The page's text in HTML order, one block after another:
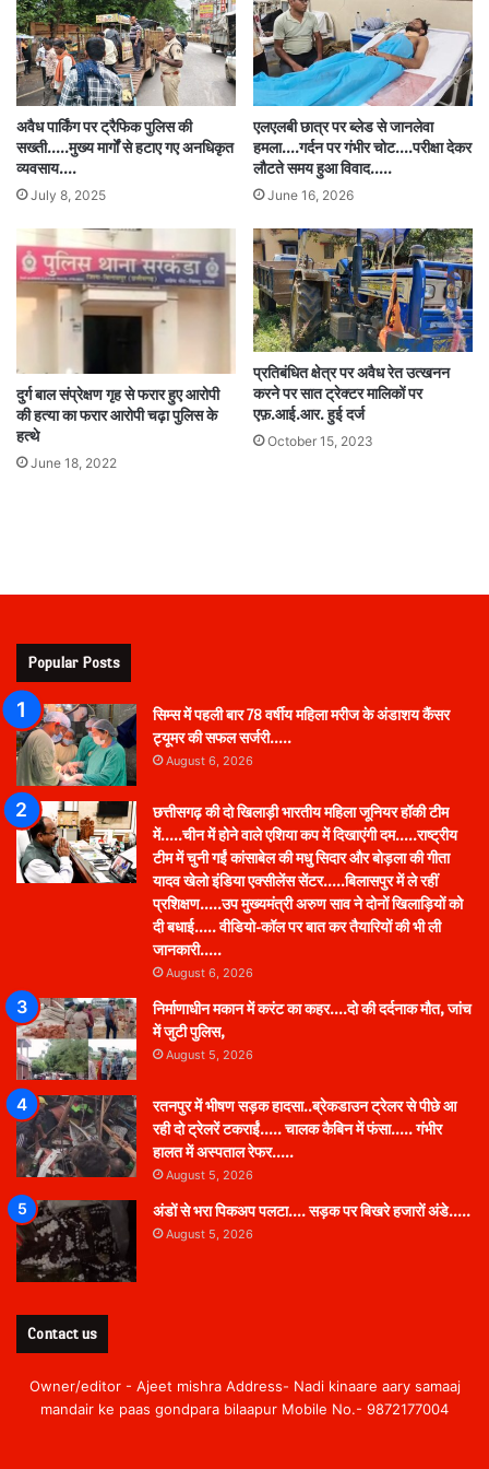
अवैध पार्किंग पर ट्रैफिक पुलिस की
सख्ती…..मुख्य मार्गों से हटाए गए अनधिकृत
व्यवसाय….
July 8, 2025
एलएलबी छात्र पर ब्लेड से जानलेवा
हमला….गर्दन पर गंभीर चोट….परीक्षा देकर
लौटते समय हुआ विवाद…..
June 16, 2026
दुर्ग बाल संप्रेक्षण गृह से फरार हुए आरोपी
की हत्या का फरार आरोपी चढ़ा पुलिस के
हत्थे
June 18, 2022
प्रतिबंधित क्षेत्र पर अवैध रेत उत्खनन
करने पर सात ट्रेक्टर मालिकों पर
एफ़.आई.आर. हुई दर्ज
October 15, 2023
Popular Posts
सिम्स में पहली बार 78 वर्षीय महिला मरीज के अंडाशय कैंसर
ट्यूमर की सफल सर्जरी…..
August 6, 2026
छत्तीसगढ़ की दो खिलाड़ी भारतीय महिला जूनियर हॉकी टीम
में…..चीन में होने वाले एशिया कप में दिखाएंगी दम…..राष्ट्रीय
टीम में चुनी गईं कांसाबेल की मधु सिदार और बोड़ला की गीता
यादव खेलो इंडिया एक्सीलेंस सेंटर…..बिलासपुर में ले रहीं
प्रशिक्षण…..उप मुख्यमंत्री अरुण साव ने दोनों खिलाड़ियों को
दी बधाई….. वीडियो-कॉल पर बात कर तैयारियों की भी ली
जानकारी…..
August 6, 2026
निर्माणाधीन मकान में करंट का कहर….दो की दर्दनाक मौत, जांच
में जुटी पुलिस,
August 5, 2026
रतनपुर में भीषण सड़क हादसा..ब्रेकडाउन ट्रेलर से पीछे आ
रही दो ट्रेलरें टकराईं….. चालक कैबिन में फंसा….. गंभीर
हालत में अस्पताल रेफर…..
August 5, 2026
अंडों से भरा पिकअप पलटा…. सड़क पर बिखरे हजारों अंडे…..
August 5, 2026
Contact us
Owner/editor - Ajeet mishra Address- Nadi kinaare aary samaaj
mandair ke paas gondpara bilaapur Mobile No.- 9872177004